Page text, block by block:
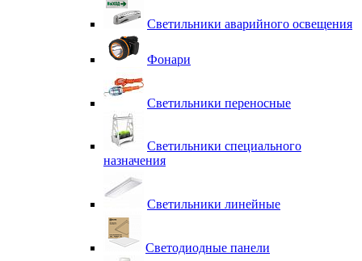
Светильники аварийного освещения
Фонари
Светильники переносные
Светильники специального
назначения
Светильники линейные
Светодиодные панели